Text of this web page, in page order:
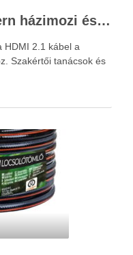
HDMI 2.1 kábel: a modern házimozi és játékok alapja – Kácsa Audió megoldások
HDMI 2.1 kábel a
Szakértői tanácsok és